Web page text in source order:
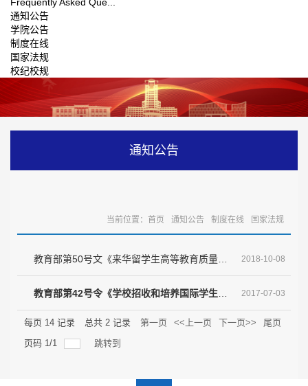
通知公告
学院公告
制度在线
国家法规
校纪校规
通知公告
当前位置： 首页 通知公告 制度在线 国家法规
教育部第50号文《来华留学生高等教育质量规范（试行）》 2018-10-08
教育部第42号令《学校招收和培养国际学生管理办法》 2017-07-03
每页 14 记录 总共 2 记录 第一页 <<上一页 下一页>>
尾页
页码 1/1 跳转到